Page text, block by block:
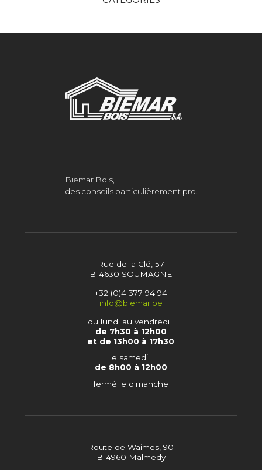
Biemar Bois,
des conseils particulièrement pro.
Rue de la Clé, 57
B-4630 SOUMAGNE
+32 (0)4 377 94 94
info@biemar.be
du lundi au vendredi :
de 7h30 à 12h00
et de 13h00 à 17h30
le samedi :
de 8h00 à 12h00
fermé le dimanche
Route de Waimes, 90
B-4960 Malmedy